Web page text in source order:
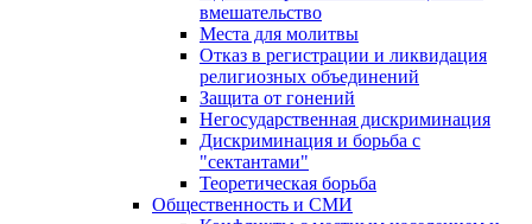
вмешательство
Места для молитвы
Отказ в регистрации и ликвидация
религиозных объединений
Защита от гонений
Негосударственная дискриминация
Дискриминация и борьба с
"сектантами"
Теоретическая борьба
Общественность и СМИ